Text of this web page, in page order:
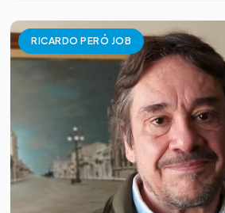
RICARDO PERÓ JOB